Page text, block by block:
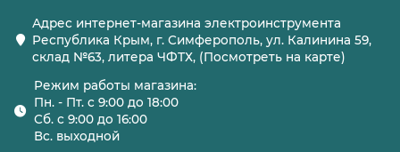
Адрес интернет-магазина электроинструмента
Республика Крым, г. Симферополь, ул. Калинина 59,
склад №63, литера ЧФТХ, (Посмотреть на карте)
Режим работы магазина:
Пн. - Пт. с 9:00 до 18:00
Сб. с 9:00 до 16:00
Вс. выходной